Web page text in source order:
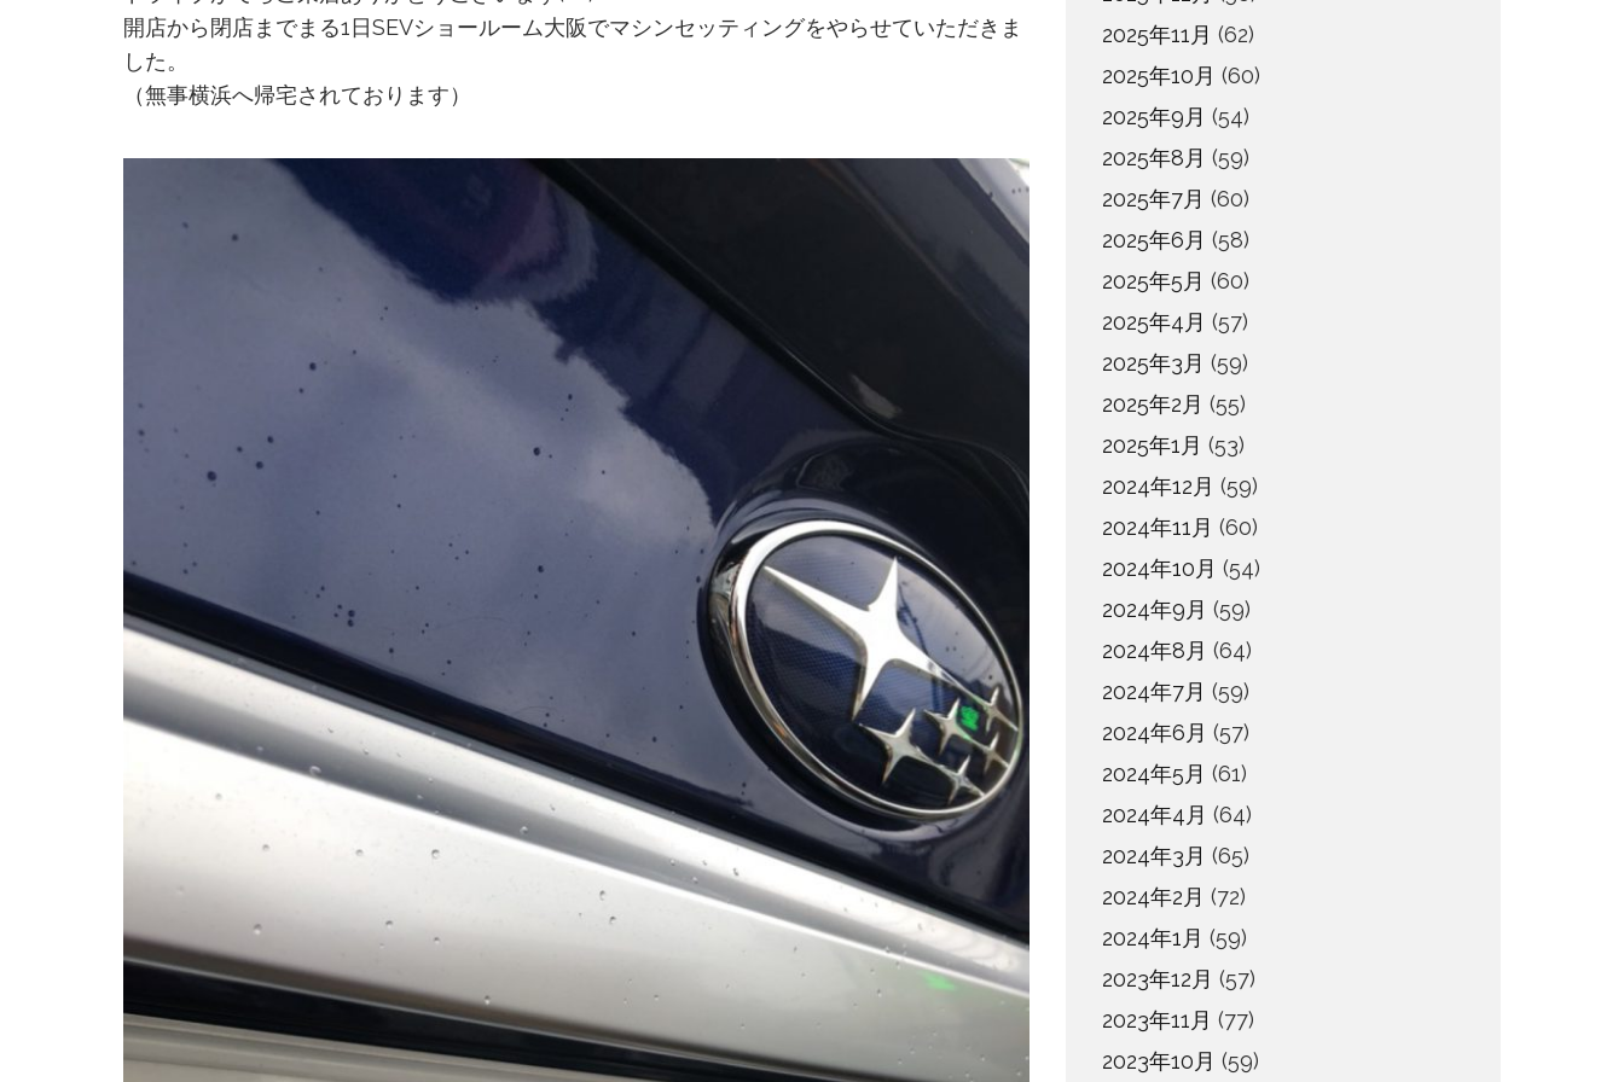
開店から閉店までまる1日SEVショールーム大阪でマシンセッティングをやらせていただきま
した。
（無事横浜へ帰宅されております）
2025年11月 (62)
2025年10月 (60)
2025年9月 (54)
2025年8月 (59)
2025年7月 (60)
2025年6月 (58)
2025年5月 (60)
2025年4月 (57)
2025年3月 (59)
2025年2月 (55)
2025年1月 (53)
2024年12月 (59)
2024年11月 (60)
2024年10月 (54)
2024年9月 (59)
2024年8月 (64)
2024年7月 (59)
2024年6月 (57)
2024年5月 (61)
2024年4月 (64)
2024年3月 (65)
2024年2月 (72)
2024年1月 (59)
2023年12月 (57)
2023年11月 (77)
2023年10月 (59)